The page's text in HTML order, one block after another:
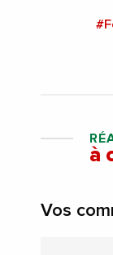
à
Vos